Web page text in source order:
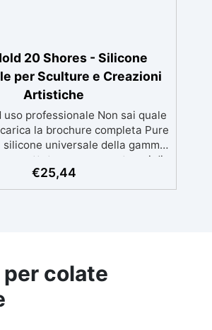
20 Shores - Silicone
per Sculture e Creazioni
Artistiche
uso professionale Non sai quale
la brochure completa Pure
silicone universale della gamma
progettato per creare stampi di
per sculture, prototipi e oggetti
una durezza Shore A di 20±2 e
una rimozione agevole
complessi, mentre l’alta
riduce al minimo il
l’indurimento (<0,05%).
€25,44
colate